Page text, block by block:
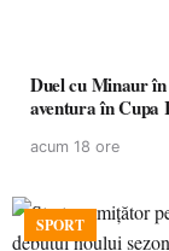
Duel cu Minaur
aventura în
acum 18 ore
SPORT